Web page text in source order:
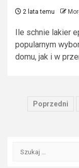
2 lata temu
Ile schnie lakier
popularnym
domu, jak i w
Poprzedni
Szukaj: